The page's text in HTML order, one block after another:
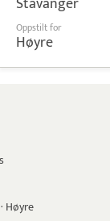
Oppstilt for
Høyre
· Høyre